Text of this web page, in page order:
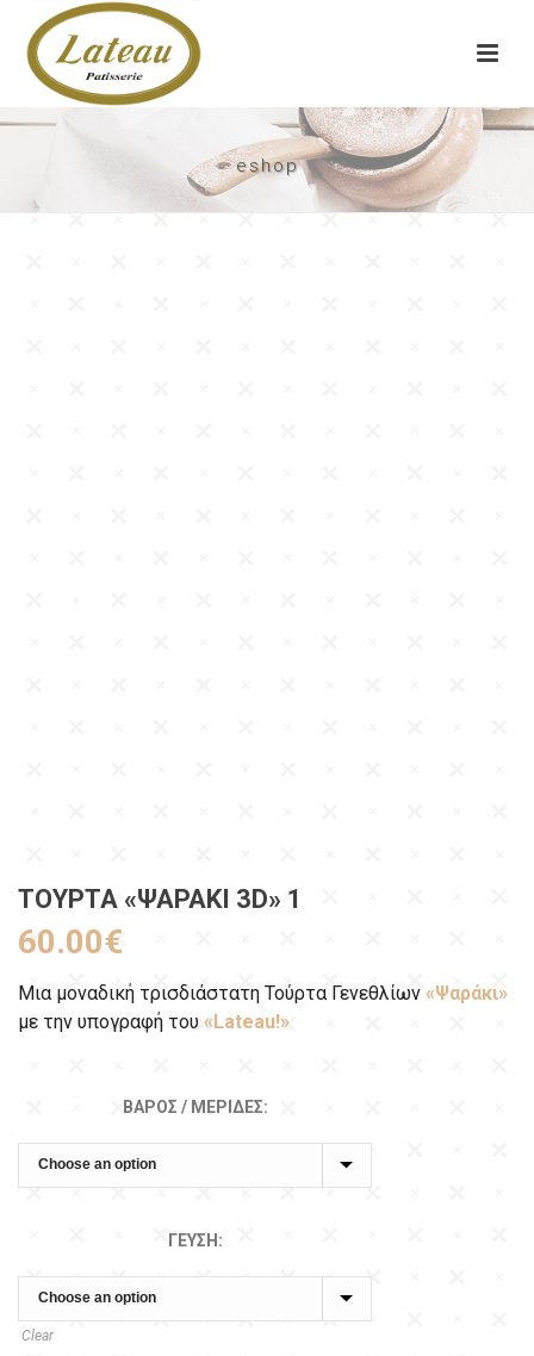
eshop
ΤΟΎΡΤΑ «ΨΑΡΆΚΙ 3D» 1
60.00€
Μια μοναδική τρισδιάστατη Τούρτα Γενεθλίων «Ψαράκι»
με την υπογραφή του «Lateau!»
ΒΆΡΟΣ / ΜΕΡΊΔΕΣ:
ΓΕΎΣΗ:
Clear